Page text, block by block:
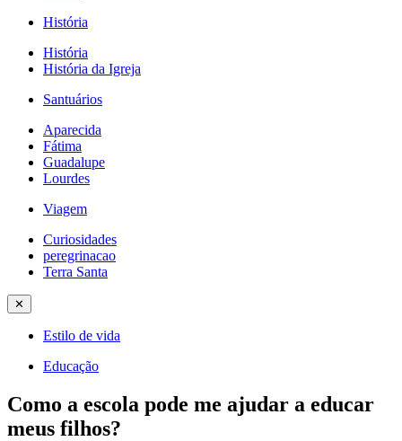
História
História
História da Igreja
Santuários
Aparecida
Fátima
Guadalupe
Lourdes
Viagem
Curiosidades
peregrinacao
Terra Santa
✕
Estilo de vida
Educação
Como a escola pode me ajudar a educar
meus filhos?